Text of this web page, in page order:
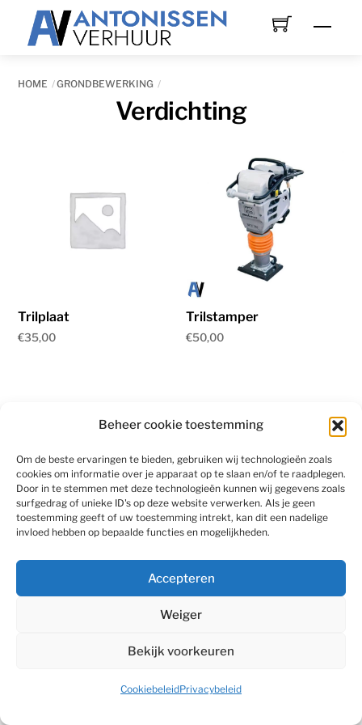
Beheer cookie toestemming
Om de beste ervaringen te bieden, gebruiken wij technologieën zoals
cookies om informatie over je apparaat op te slaan en/of te raadplegen.
Door in te stemmen met deze technologieën kunnen wij gegevens zoals
surfgedrag of unieke ID's op deze website verwerken. Als je geen
toestemming geeft of uw toestemming intrekt, kan dit een nadelige
invloed hebben op bepaalde functies en mogelijkheden.
Accepteren
Weiger
Bekijk voorkeuren
CookiebeleidPrivacybeleid
HOME GRONDBEWERKING
Verdichting
Trilplaat
€35,00
Trilstamper
€50,00
Algemene voorwaarden
Privacybeleid
Cookiebeleid (EU)
Back
Website gebouwd door Billie Branding